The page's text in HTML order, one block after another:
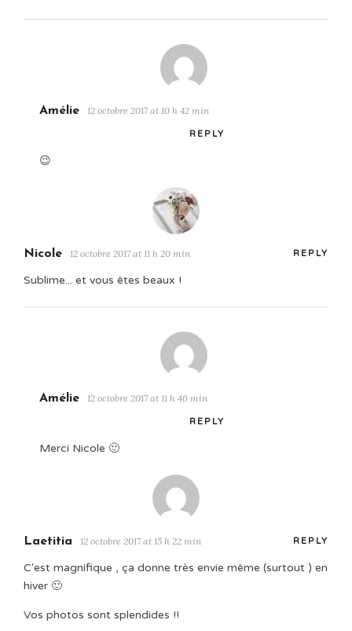
Amélie 12 octobre 2017 at 10 h 42 min
REPLY
😉
Nicole 12 octobre 2017 at 11 h 20 min REPLY
Sublime... et vous êtes beaux !
Amélie 12 octobre 2017 at 11 h 46 min
REPLY
Merci Nicole 🙂
Laetitia 12 octobre 2017 at 15 h 22 min REPLY
C'est magnifique , ça donne très envie même (surtout ) en
hiver 🙂
Vos photos sont splendides !!